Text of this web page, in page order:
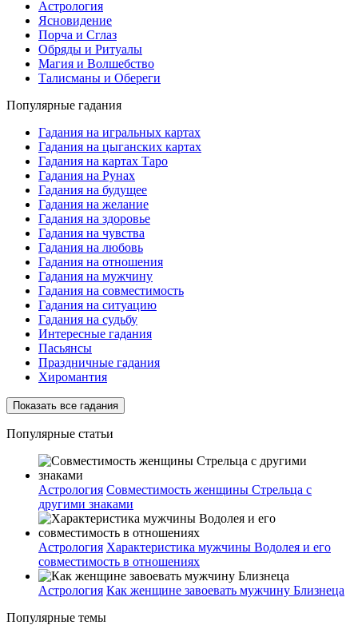
Астрология
Ясновидение
Порча и Сглаз
Обряды и Ритуалы
Магия и Волшебство
Талисманы и Обереги
Популярные гадания
Гадания на игральных картах
Гадания на цыганских картах
Гадания на картах Таро
Гадания на Рунах
Гадания на будущее
Гадания на желание
Гадания на здоровье
Гадания на чувства
Гадания на любовь
Гадания на отношения
Гадания на мужчину
Гадания на совместимость
Гадания на ситуацию
Гадания на судьбу
Интересные гадания
Пасьянсы
Праздничные гадания
Хиромантия
Показать все гадания
Популярные статьи
Астрология Совместимость женщины Стрельца с
другими знаками
Астрология Характеристика мужчины Водолея и его
совместимость в отношениях
Астрология Как женщине завоевать мужчину Близнеца
Популярные темы